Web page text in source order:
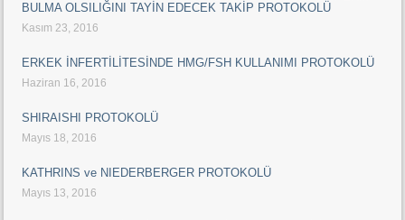
BULMA OLSILIĞINI TAYİN EDECEK TAKİP PROTOKOLÜ
Kasım 23, 2016
ERKEK İNFERTİLİTESİNDE HMG/FSH KULLANIMI PROTOKOLÜ
Haziran 16, 2016
SHIRAISHI PROTOKOLÜ
Mayıs 18, 2016
KATHRINS ve NIEDERBERGER PROTOKOLÜ
Mayıs 13, 2016